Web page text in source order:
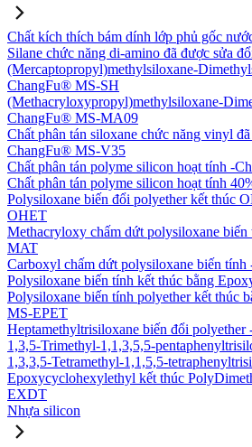
Chất kích thích bám dính lớp phủ gốc
Silane chức năng di-amino đã được sửa
(Mercaptopropyl)methylsiloxane-
ChangFu® MS-SH
(Methacryloxypropyl)methylsiloxane-
ChangFu® MS-MA09
Chất phân tán siloxane chức năng vinyl
ChangFu® MS-V35
Chất phân tán polyme silicon hoạt tính -
Chất phân tán polyme silicon hoạt tính
Polysiloxane biến đổi polyether kết thúc
OHET
Methacryloxy chấm dứt polysiloxane
MAT
Carboxyl chấm dứt polysiloxane biến
Polysiloxane biến tính kết thúc bằng
Polysiloxane biến tính polyether kết thúc
MS-EPET
Heptamethyltrisiloxane biến đổi
1,3,5-Trimethyl-1,1,3,5,5-
1,3,3,5-Tetramethyl-1,1,5,5-
Epoxycyclohexylethyl kết thúc
EXDT
Nhựa silicon